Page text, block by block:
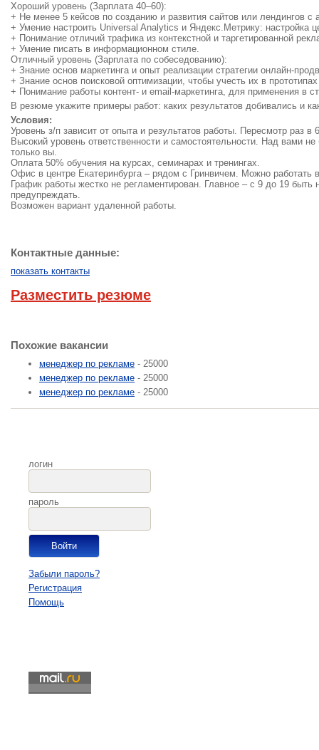
Хороший уровень (Зарплата 40–60):
+ Не менее 5 кейсов по созданию и развития сайтов или лендингов с
+ Умение настроить Universal Analytics и Яндекс.Метрику: настройка
+ Понимание отличий трафика из контекстной и таргетированной
+ Умение писать в информационном стиле.
Отличный уровень (Зарплата по собеседованию):
+ Знание основ маркетинга и опыт реализации стратегии онлайн-
+ Знание основ поисковой оптимизации, чтобы учесть их в
+ Понимание работы контент- и email-маркетинга, для применения в
В резюме укажите примеры работ: каких результатов добивались и
Условия:
Уровень з/п зависит от опыта и результатов работы. Пересмотр раз в
Высокий уровень ответственности и самостоятельности. Над вами не
только вы.
Оплата 50% обучения на курсах, семинарах и тренингах.
Офис в центре Екатеринбурга – рядом с Гринвичем. Можно работать
График работы жестко не регламентирован. Главное – с 9 до 19
предупреждать.
Возможен вариант удаленной работы.
Контактные данные:
показать контакты
Разместить резюме
Похожие вакансии
менеджер по рекламе - 25000
менеджер по рекламе - 25000
менеджер по рекламе - 25000
логин
пароль
Забыли пароль?
Регистрация
Помощь